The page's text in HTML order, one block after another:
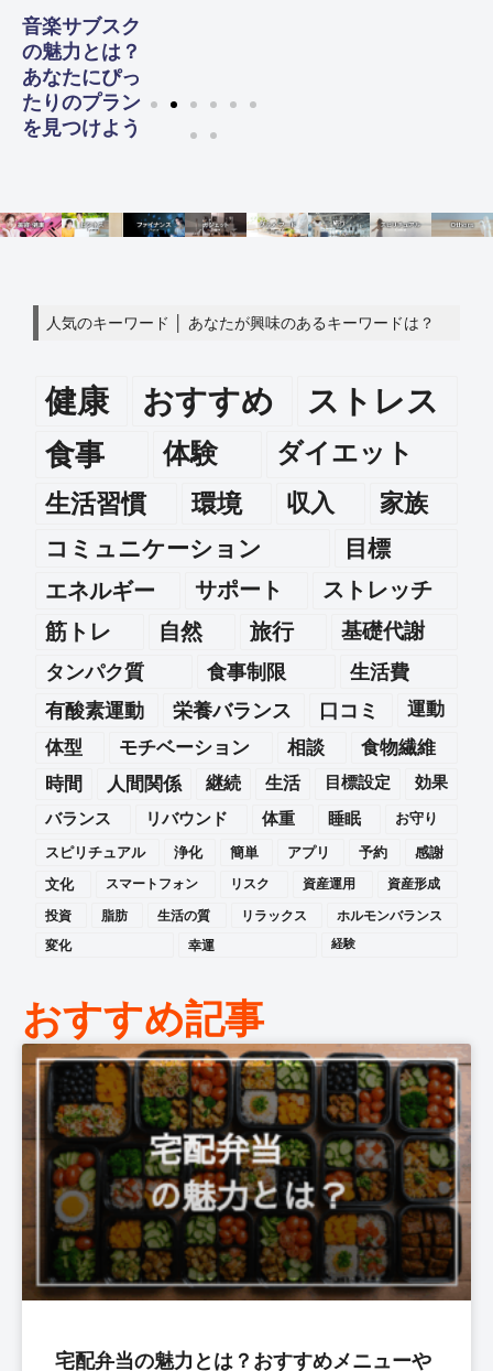
音楽サブスク
の魅力とは？
あなたにぴっ
たりのプラン
を見つけよう
人気のキーワード │ あなたが興味のあるキーワードは？
健康 おすすめ ストレス
食事 体験
ダイエット
生活習慣
環境 収入 家族
コミュニケーション
目標
エネルギー
サポート
ストレッチ
筋トレ
自然 旅行 基礎代謝
タンパク質 食事制限
生活費
有酸素運動
栄養バランス 口コミ
運動
体型
モチベーション 相談
食物繊維
時間
人間関係 継続 生活 目標設定
効果
バランス
リバウンド 体重 睡眠
お守り
スピリチュアル
浄化 簡単 アプリ 予約
感謝
文化
スマートフォン リスク 資産運用
資産形成
投資
脂肪 生活の質 リラックス
ホルモンバランス
変化
幸運 経験
おすすめ記事
宅配弁当の魅力とは？おすすめメニューや